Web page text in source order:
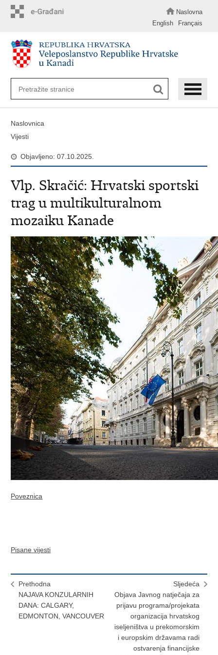
Naslovna
English
Français
Naslovnica
Vijesti
Objavljeno: 07.10.2025.
Vlp. Skračić: Hrvatski sportski
trag u multikulturalnom
mozaiku Kanade
Poveznica
Pisane vijesti
Prethodna
NAJAVA KONZULARNIH
DANA: CALGARY,
EDMONTON, VANCOUVER
Sljedeća
Objava Javnog natječaja za
prijavu programa/projekata
organizacija hrvatskog
iseljeništva u prekomorskim
i europskim državama radi
ostvarenja financijske